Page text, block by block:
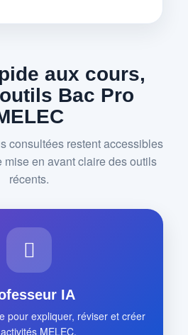
aux cours,
Bac Pro
consultées restent accessibles
en avant claire des outils
récents.
IA
pour expliquer, réviser et créer
MELEC.